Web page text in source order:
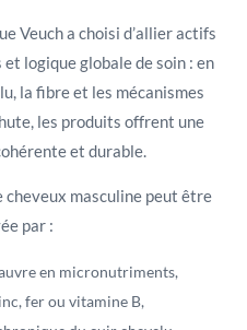
Veuch a choisi d’allier actifs
logique globale de soin : en
la fibre et les mécanismes
les produits offrent une
et durable.
cheveux masculine peut être
par :
en micronutriments,
fer ou vitamine B,